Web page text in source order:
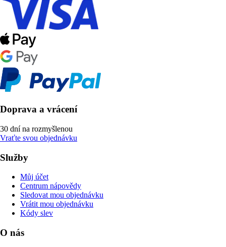
Doprava a vrácení
30 dní na rozmyšlenou
Vraťte svou objednávku
Služby
Můj účet
Centrum nápovědy
Sledovat mou objednávku
Vrátit mou objednávku
Kódy slev
O nás